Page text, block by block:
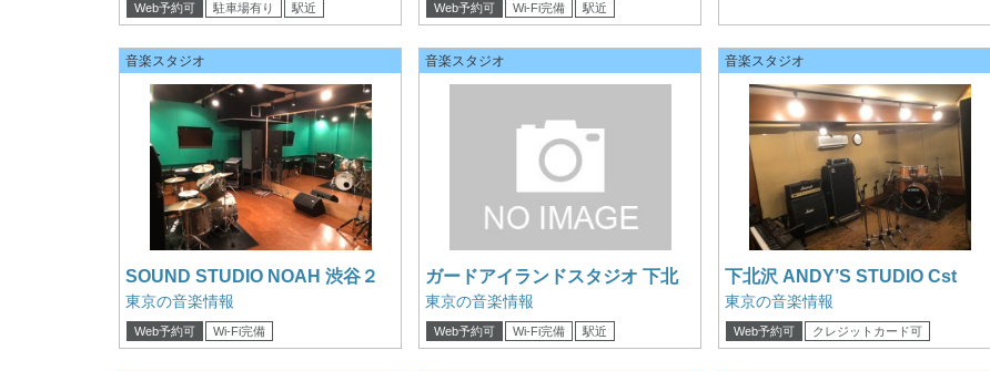
Web予約可 駐車場有り 駅近 Web予約可 Wi-Fi完備 駅近
音楽スタジオ
SOUND STUDIO NOAH 渋谷２
E2st
東京の音楽情報
Web予約可 Wi-Fi完備
音楽スタジオ
ガードアイランドスタジオ 下北
沢ウエスト店 2st
東京の音楽情報
Web予約可 Wi-Fi完備 駅近
音楽スタジオ
下北沢 ANDY’S STUDIO Cst
東京の音楽情報
Web予約可 クレジットカード可